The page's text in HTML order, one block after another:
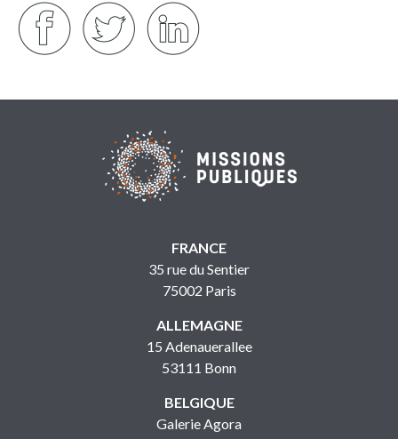
FRANCE
35 rue du Sentier
75002 Paris
ALLEMAGNE
15 Adenauerallee
53111 Bonn
BELGIQUE
Galerie Agora